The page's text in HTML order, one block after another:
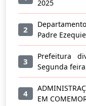
2025
2
Padre
3
Prefeitura
Segunda
4
EM